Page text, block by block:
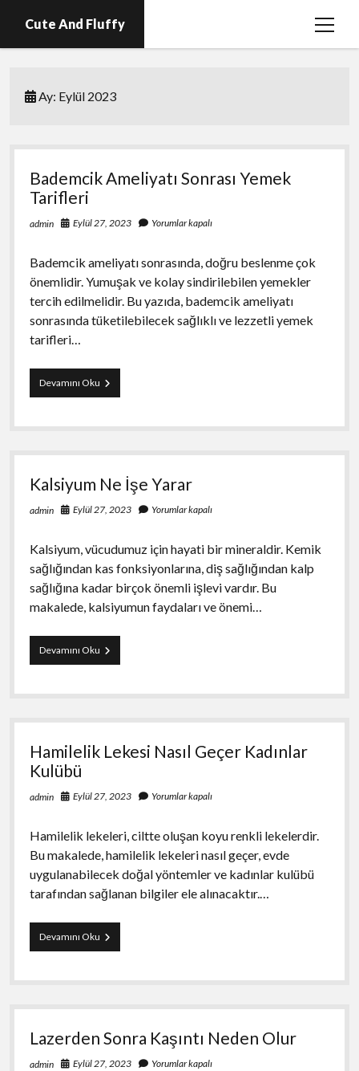
Cute And Fluffy
menüyü
Igtv Beğeni Atma Hilesi Bedava
Liste
Sayfa Listesi
Ay: Eylül 2023
Bademcik Ameliyatı Sonrası Yemek
Tarifleri
admin Eylül 27, 2023 Yorumlar kapalı
Bademcik ameliyatı sonrasında, doğru beslenme çok
önemlidir. Yumuşak ve kolay sindirilebilen yemekler
tercih edilmelidir. Bu yazıda, bademcik ameliyatı
sonrasında tüketilebilecek sağlıklı ve lezzetli yemek
tarifleri…
Devamını OkuBademcik
Ameliyatı
Yemek
Kalsiyum Ne İşe Yarar
admin Eylül 27, 2023 Yorumlar kapalı
Kalsiyum, vücudumuz için hayati bir mineraldir. Kemik
sağlığından kas fonksiyonlarına, diş sağlığından kalp
sağlığına kadar birçok önemli işlevi vardır. Bu
makalede, kalsiyumun faydaları ve önemi…
Devamını OkuKalsiyum
Ne
Yarar
Hamilelik Lekesi Nasıl Geçer Kadınlar
Kulübü
admin Eylül 27, 2023 Yorumlar kapalı
Hamilelik lekeleri, ciltte oluşan koyu renkli lekelerdir.
Bu makalede, hamilelik lekeleri nasıl geçer, evde
uygulanabilecek doğal yöntemler ve kadınlar kulübü
tarafından sağlanan bilgiler ele alınacaktır.…
Devamını OkuHamilelik
Lekesi
Geçer
Kulübü
Lazerden Sonra Kaşıntı Neden Olur
admin Eylül 27, 2023 Yorumlar kapalı